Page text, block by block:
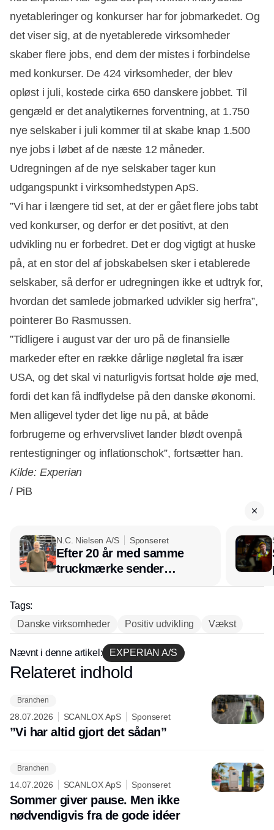
nyetableringer og konkurser har for jobmarkedet. Og
det viser sig, at de nyetablerede virksomheder
skaber flere jobs, end dem der mistes i forbindelse
med konkurser. De 424 virksomheder, der blev
opløst i juli, kostede cirka 650 danskere jobbet. Til
gengæld er det analytikernes forventning, at 1.750
nye selskaber i juli kommer til at skabe knap 1.500
nye jobs i løbet af de næste 12 måneder.
Udregningen af de nye selskaber tager kun
udgangspunkt i virksomhedstypen ApS.
”Vi har i længere tid set, at der er gået flere jobs tabt
ved konkurser, og derfor er det positivt, at den
udvikling nu er forbedret. Det er dog vigtigt at huske
på, at en stor del af jobskabelsen sker i etablerede
selskaber, så derfor er udregningen ikke et udtryk for,
hvordan det samlede jobmarked udvikler sig herfra”,
pointerer Bo Rasmussen.
”Tidligere i august var der uro på de finansielle
markeder efter en række dårlige nøgletal fra især
USA, og det skal vi naturligvis fortsat holde øje med,
fordi det kan få indflydelse på den danske økonomi.
Men alligevel tyder det lige nu på, at både
forbrugerne og erhvervslivet lander blødt ovenpå
rentestigninger og inflationschok”, fortsætter han.
Kilde: Experian
/ PiB
N.C. Nielsen A/S Sponseret
Efter 20 år med samme
truckmærke sender
lagerchef stafetten videre
Tags:
Danske virksomheder
Positiv udvikling Vækst
Nævnt i denne artikel: EXPERIAN A/S
Annonce
Relateret indhold
Branchen
28.07.2026 SCANLOX ApS Sponseret
”Vi har altid gjort det sådan”
Branchen
14.07.2026 SCANLOX ApS Sponseret
Sommer giver pause. Men ikke
nødvendigvis fra de gode idéer